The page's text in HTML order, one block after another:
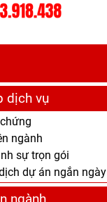
dịch vụ
ngành
sự trọn gói
dự án ngắn ngày